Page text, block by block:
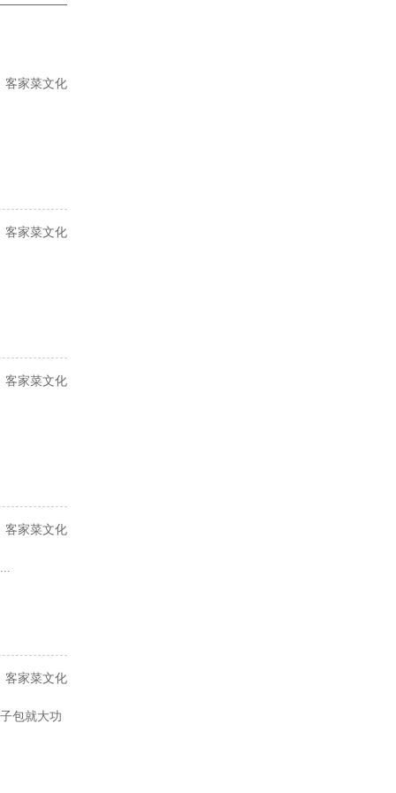
客家菜文化
客家菜文化
客家菜文化
客家菜文化
客家菜文化
包就大功